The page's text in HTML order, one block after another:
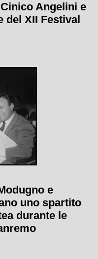
Angelini e
del XII Festival
e
uno spartito
durante le